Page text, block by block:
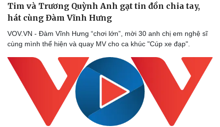
Bóng đá
Lịch thi đấu bóng đá
Thế giới thể thao
eSports
Hậu trường
Ô tô
Xe máy
Tư vấn
Tim và Trương Quỳnh Anh gạt tin đồn chia tay,
hát cùng Đàm Vĩnh Hưng
VOV.VN - Đàm Vĩnh Hưng “chơi lớn”, mời 30 anh chị em nghệ sĩ
cùng mình thể hiện và quay MV cho ca khúc "Cúp xe đạp".